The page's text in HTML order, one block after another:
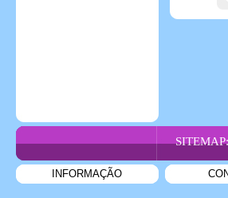
SITEMAP:
INFORMAÇÃO